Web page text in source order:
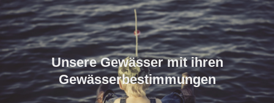
Unsere Gewässer mit ihren
Gewässerbestimmungen